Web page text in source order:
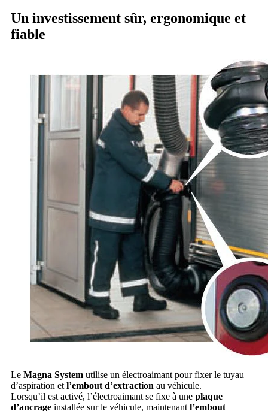
Un investissement sûr, ergonomique et
fiable
Le Magna System utilise un électroaimant pour fixer le tuyau
d’aspiration et l’embout d’extraction au véhicule.
Lorsqu’il est activé, l’électroaimant se fixe à une plaque
d’ancrage installée sur le véhicule, maintenant l’embout